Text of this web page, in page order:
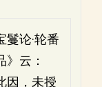
鬘论·轮番
》云：
因，未授